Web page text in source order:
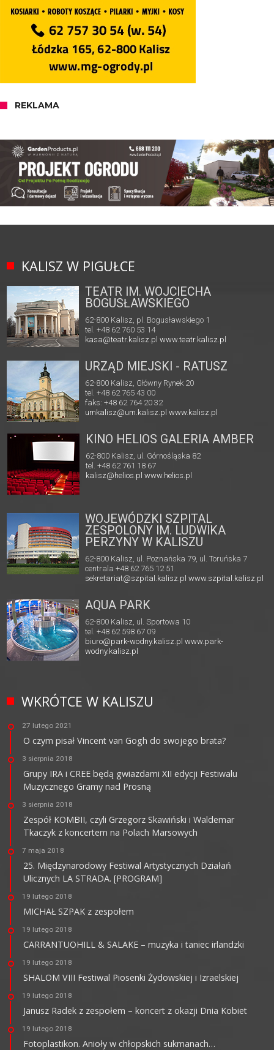
REKLAMA
KALISZ W PIGUŁCE
TEATR IM. WOJCIECHA
BOGUSŁAWSKIEGO
62-800 Kalisz, pl. Bogusławskiego 1
tel. +48 62 760 53 14
kasa@teatr.kalisz.pl www.teatr.kalisz.pl
URZĄD MIEJSKI - RATUSZ
62-800 Kalisz, Główny Rynek 20
tel. +48 62 765 43 00
faks: +48 62 764 20 32
umkalisz@um.kalisz.plwww.kalisz.pl
KINO HELIOS GALERIA AMBER
62-800 Kalisz, ul. Górnośląska 82
tel. +48 62 761 18 67
kalisz@helios.pl www.helios.pl
WOJEWÓDZKI SZPITAL
ZESPOLONY IM. LUDWIKA
PERZYNY W KALISZU
62-800 Kalisz, ul. Poznańska 79, ul. Toruńska 7
centrala +48 62 765 12 51
sekretariat@szpital.kalisz.pl www.szpital.kalisz.pl
AQUA PARK
62-800 Kalisz, ul. Sportowa 10
tel. +48 62 598 67 09
biuro@park-wodny.kalisz.pl www.park-
wodny.kalisz.pl
WKRÓTCE W KALISZU
27 lutego 2021
O czym pisał Vincent van Gogh do swojego brata?
3 sierpnia 2018
Grupy IRA i CREE będą gwiazdami XII edycji Festiwalu
Muzycznego Gramy nad Prosną
3 sierpnia 2018
Zespół KOMBII, czyli Grzegorz Skawiński i Waldemar
Tkaczyk z koncertem na Polach Marsowych
7 maja 2018
25. Międzynarodowy Festiwal Artystycznych Działań
Ulicznych LA STRADA. [PROGRAM]
19 lutego 2018
MICHAŁ SZPAK z zespołem
19 lutego 2018
CARRANTUOHILL & SALAKE – muzyka i taniec irlandzki
19 lutego 2018
SHALOM VIII Festiwal Piosenki Żydowskiej i Izraelskiej
19 lutego 2018
Janusz Radek z zespołem – koncert z okazji Dnia Kobiet
19 lutego 2018
Fotoplastikon. Anioły w chłopskich sukmanach…